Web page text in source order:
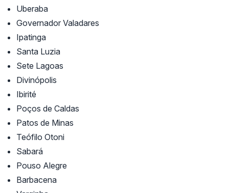
Uberaba
Governador Valadares
Ipatinga
Santa Luzia
Sete Lagoas
Divinópolis
Ibirité
Poços de Caldas
Patos de Minas
Teófilo Otoni
Sabará
Pouso Alegre
Barbacena